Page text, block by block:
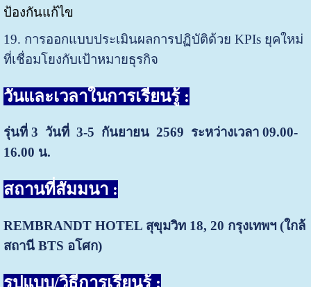
ป้องกันแก้ไข
19. การออกแบบประเมินผลการปฏิบัติด้วย KPIs ยุคใหม่
ที่เชื่อมโยงกับเป้าหมายธุรกิจ
วันและเวลาในการเรียนรู้ :
รุ่นที่ 3 วันที่ 3-5 กันยายน 2569 ระหว่างเวลา 09.00-
16.00 น.
สถานที่สัมมนา :
REMBRANDT HOTEL สุขุมวิท 18, 20 กรุงเทพฯ (ใกล้
สถานี BTS อโศก)
รูปแบบ/วิธีการเรียนรู้ :